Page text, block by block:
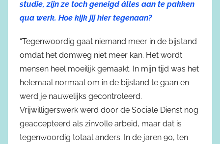
studie, zijn ze toch geneigd álles aan te pakken
qua werk. Hoe kijk jij hier tegenaan?
“Tegenwoordig gaat niemand meer in de bijstand
omdat het domweg niet meer kan. Het wordt
mensen heel moeilijk gemaakt. In mijn tijd was het
helemaal normaal om in de bijstand te gaan en
werd je nauwelijks gecontroleerd.
Vrijwilligerswerk werd door de Sociale Dienst nog
geaccepteerd als zinvolle arbeid, maar dat is
tegenwoordig totaal anders. In de jaren 90, ten